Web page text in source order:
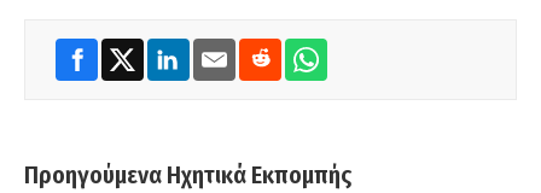
Προηγούμενα Ηχητικά Εκπομπής